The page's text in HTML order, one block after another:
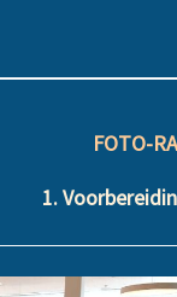
FOTO-
1.